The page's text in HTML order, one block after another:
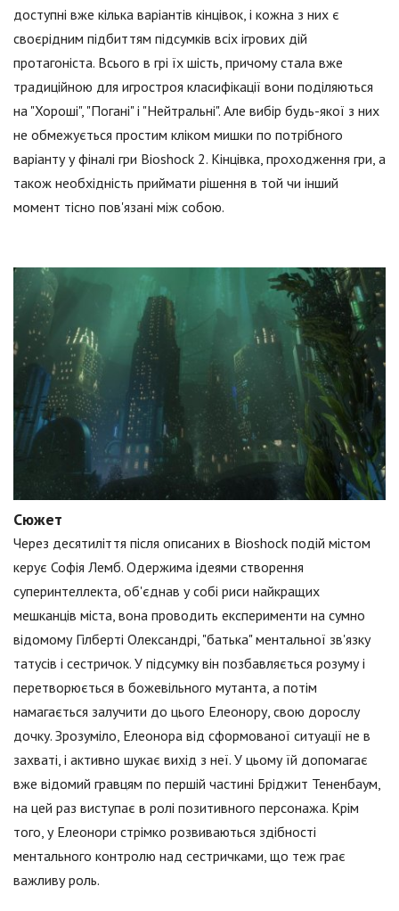
доступні вже кілька варіантів кінцівок, і кожна з них є
своєрідним підбиттям підсумків всіх ігрових дій
протагоніста. Всього в грі їх шість, причому стала вже
традиційною для игростроя класифікації вони поділяються
на "Хороші", "Погані" і "Нейтральні". Але вибір будь-якої з них
не обмежується простим кліком мишки по потрібного
варіанту у фіналі гри Bioshock 2. Кінцівка, проходження гри, а
також необхідність приймати рішення в той чи інший
момент тісно пов'язані між собою.
Сюжет
Через десятиліття після описаних в Bioshock подій містом
керує Софія Лемб. Одержима ідеями створення
суперинтеллекта, об'єднав у собі риси найкращих
мешканців міста, вона проводить експерименти на сумно
відомому Гілберті Олександрі, "батька" ментальної зв'язку
татусів і сестричок. У підсумку він позбавляється розуму і
перетворюється в божевільного мутанта, а потім
намагається залучити до цього Елеонору, свою дорослу
дочку. Зрозуміло, Елеонора від сформованої ситуації не в
захваті, і активно шукає вихід з неї. У цьому їй допомагає
вже відомий гравцям по першій частині Бріджит Тененбаум,
на цей раз виступає в ролі позитивного персонажа. Крім
того, у Елеонори стрімко розвиваються здібності
ментального контролю над сестричками, що теж грає
важливу роль.